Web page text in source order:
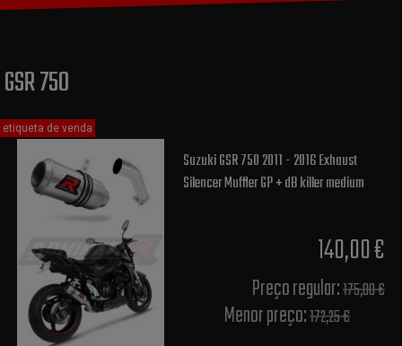
GSR 750
Suzuki GSR 750 2011 - 2016 Exhaust
Silencer Muffler GP + dB killer medium
140,00 €
Preço regular:175,00 €
Menor preço:172,25 €
etiqueta de venda